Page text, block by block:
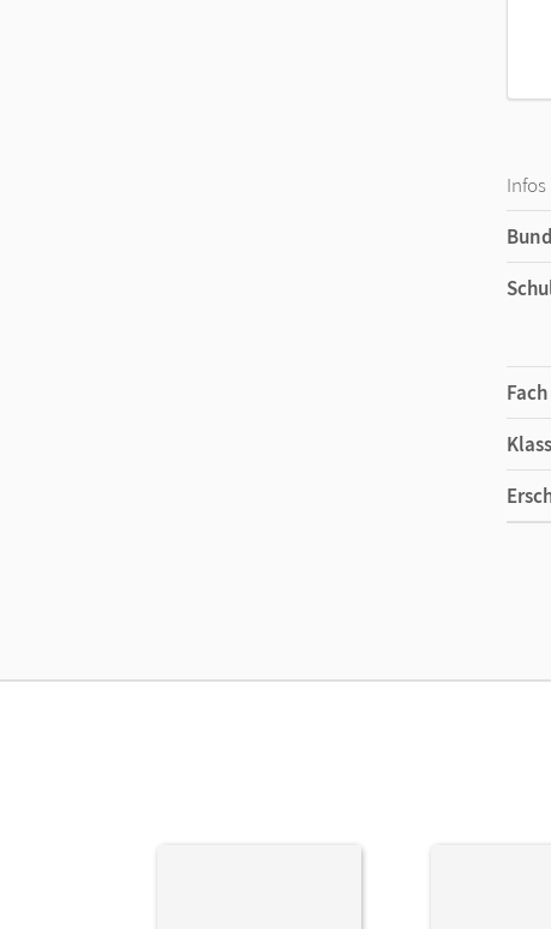
Infos
Fach